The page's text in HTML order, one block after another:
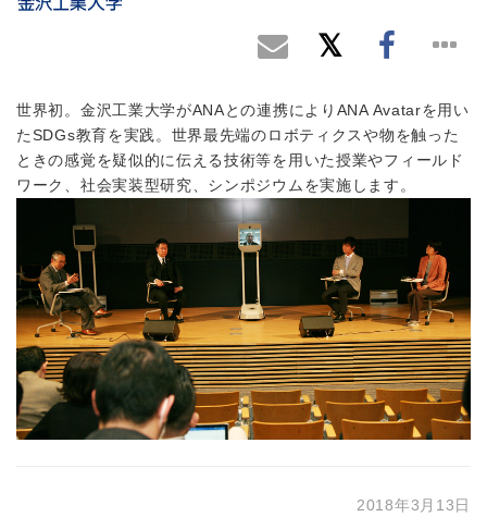
世界初。金沢工業大学がANAとの連携によりANA Avatarを用い
たSDGs教育を実践。世界最先端のロボティクスや物を触った
ときの感覚を疑似的に伝える技術等を用いた授業やフィールド
ワーク、社会実装型研究、シンポジウムを実施します。
2018年3月13日